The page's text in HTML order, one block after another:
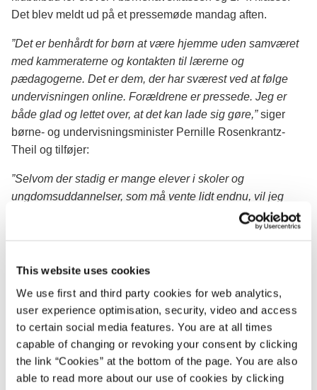
This website uses cookies
We use first and third party cookies for web analytics,
user experience optimisation, security, video and access
to certain social media features. You are at all times
capable of changing or revoking your consent by clicking
the link “Cookies” at the bottom of the page. You are also
able to read more about our use of cookies by clicking
Det blev meldt ud på et pressemøde mandag aften.
”Det er benhårdt for børn at være hjemme uden samværet
med kammeraterne og kontakten til lærerne og
pædagogerne. Det er dem, der har sværest ved at følge
undervisningen online. Forældrene er pressede. Jeg er
både glad og lettet over, at det kan lade sig gøre,”siger
børne- og undervisningsminister Pernille Rosenkrantz-
Theil og tilføjer:
”Selvom der stadig er mange elever i skoler og
ungdomsuddannelser, som må vente lidt endnu, vil jeg
igen understrege, at hvis en elev har særlige udfordringer,
for eksempel derhjemme, så bør de møde fysisk frem.”
fremmøde og efter de retningslinjer, som var gældende
inden nedlukningen. Det vil sige uden
afstandsanbefalinger inden for stamklassen, men med
andre smitteforebyggende foranstaltninger, herunder
reduktion af kontakt mellem klasser, fokus på hygiejne,
afstand på fællesarealer og i frikvarter.